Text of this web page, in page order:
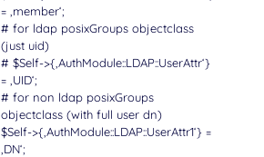
= ‚member‘;
# for ldap posixGroups objectclass
(just uid)
# $Self->{‚AuthModule::LDAP::UserAttr‘}
= ‚UID‘;
# for non ldap posixGroups
objectclass (with full user dn)
$Self->{‚AuthModule::LDAP::UserAttr1‘} =
‚DN‘;